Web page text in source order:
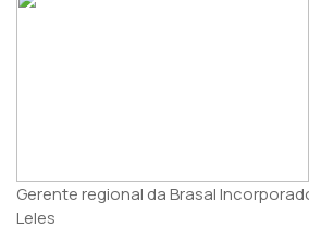
Gerente regional da Brasal
Leles